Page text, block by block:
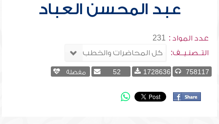
عبد المحسن العباد
عدد المواد : 231
التــصنـيــف:
758117
1728636
52 مفضلة